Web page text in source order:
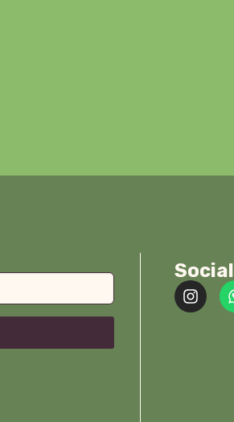
Social